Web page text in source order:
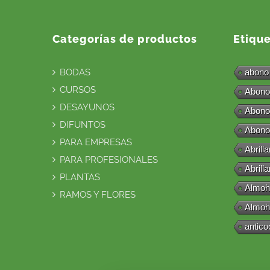
Categorías de productos
BODAS
CURSOS
DESAYUNOS
DIFUNTOS
PARA EMPRESAS
PARA PROFESIONALES
PLANTAS
RAMOS Y FLORES
abono